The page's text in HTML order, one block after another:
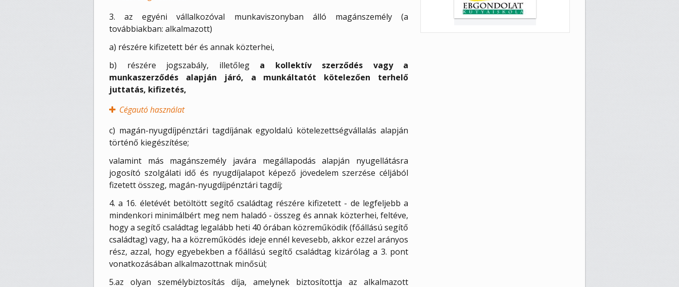
3. az egyéni vállalkozóval munkaviszonyban álló magánszemély (a
továbbiakban: alkalmazott)
a) részére kifizetett bér és annak közterhei,
b) részére jogszabály, illetőleg a kollektív szerződés vagy a
munkaszerződés alapján járó, a munkáltatót kötelezően terhelő
juttatás, kifizetés,
Cégautó használat
c) magán-nyugdíjpénztári tagdíjának egyoldalú kötelezettségvállalás alapján
történő kiegészítése;
valamint más magánszemély javára megállapodás alapján nyugellátásra
jogosító szolgálati idő és nyugdíjalapot képező jövedelem szerzése céljából
fizetett összeg, magán-nyugdíjpénztári tagdíj;
4. a 16. életévét betöltött segítő családtag részére kifizetett - de legfeljebb a
mindenkori minimálbért meg nem haladó - összeg és annak közterhei, feltéve,
hogy a segítő családtag legalább heti 40 órában közreműködik (főállású segítő
családtag) vagy, ha a közreműködés ideje ennél kevesebb, akkor ezzel arányos
rész, azzal, hogy egyebekben a főállású segítő családtag kizárólag a 3. pont
vonatkozásában alkalmazottnak minősül;
5.az olyan személybiztosítás díja, amelynek biztosítottja az alkalmazott